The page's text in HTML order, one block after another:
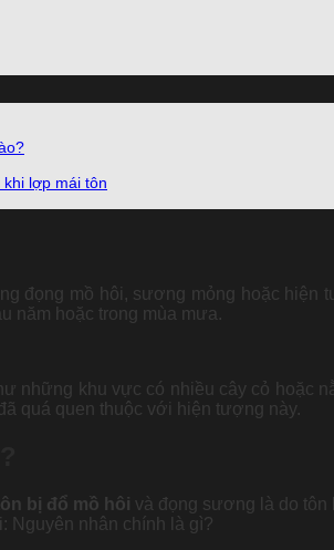
lợp mái tôn
đọng mồ hôi, sương mỏng hoặc
năm hoặc trong mùa mưa.
những khu vực có nhiều cây cỏ
quá quen thuộc với hiện tượng này.
bị đổ mồ hôi và đọng sương là do tôn
Nguyên nhân chính là gì?